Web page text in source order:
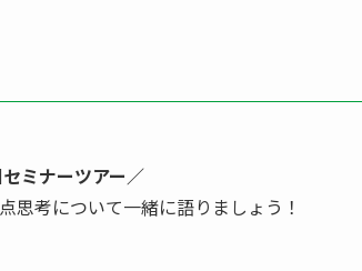
ミナーツアー／
思考について一緒に語りましょう！